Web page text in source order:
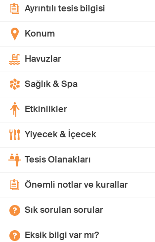
Ayrıntılı tesis bilgisi
Konum
Havuzlar
Sağlık & Spa
Etkinlikler
Yiyecek & İçecek
Tesis Olanakları
Önemli notlar ve kurallar
Sık sorulan sorular
Eksik bilgi var mı?